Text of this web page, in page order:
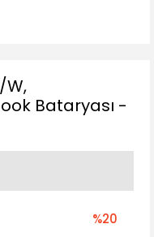
W,
Bataryası -
%20